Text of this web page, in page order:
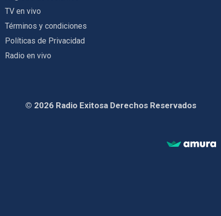
TV en vivo
Términos y condiciones
Políticas de Privacidad
Radio en vivo
© 2026 Radio Exitosa Derechos Reservados